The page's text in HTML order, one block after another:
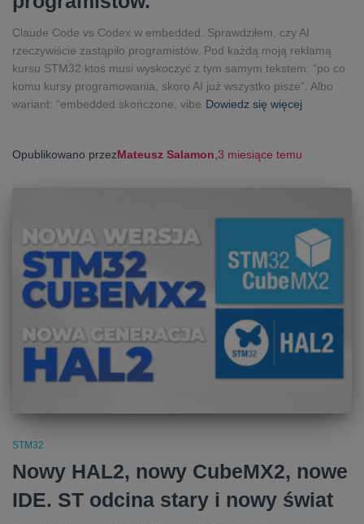
Claude Code vs Codex w embedded. Sprawdziłem, czy AI
rzeczywiście zastąpiło programistów. Pod każdą moją reklamą
kursu STM32 ktoś musi wyskoczyć z tym samym tekstem: “po co
komu kursy programowania, skoro AI już wszystko pisze”. Albo
wariant: “embedded skończone, vibe Dowiedz się więcej
Opublikowano przezMateusz Salamon 3 miesiące temu
STM32
Nowy HAL2, nowy CubeMX2, nowe
IDE. ST odcina stary i nowy świat